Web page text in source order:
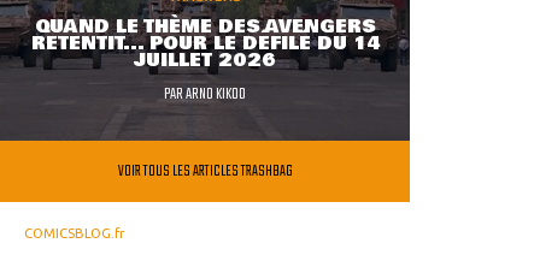
QUAND LE THÈME DES AVENGERS
RETENTIT... POUR LE DÉFILÉ DU 14
JUILLET 2026
PARARNO KIKOO
VOIR TOUS LES ARTICLES TRASHBAG
COMICSBLOG.fr